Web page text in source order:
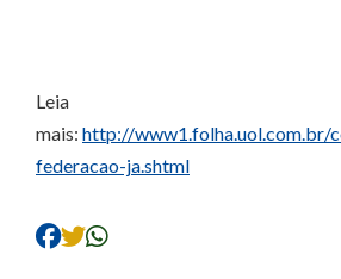
Leia
mais: http://www1.folha.uol.com.br/
federacao-ja.shtml